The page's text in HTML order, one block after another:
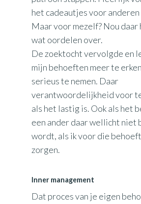
het cadeautjes voor anderen
Maar voor mezelf? Nou daar
wat oordelen over.
De zoektocht vervolgde en
mijn behoeften meer te
serieus te nemen. Daar
verantwoordelijkheid voor
als het lastig is. Ook als het
een ander daar wellicht niet
wordt, als ik voor die
zorgen.
Inner management
Dat proces van je eigen